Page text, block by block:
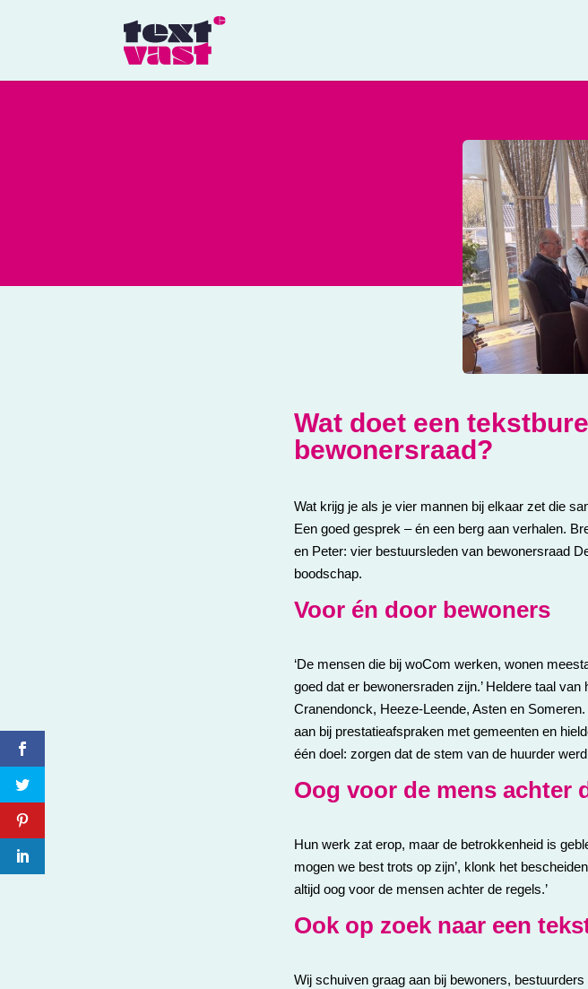
Wat doet een
bewonersraad?
Wat krijg je als je vier mannen bij elkaar zet die
Een goed gesprek – én een berg aan verhalen.
en Peter: vier bestuursleden van bewonersraad
boodschap.
Voor én door bewoners
‘De mensen die bij woCom werken, wonen
goed dat er bewonersraden zijn.’ Heldere taal
Cranendonck, Heeze-Leende, Asten en
aan bij prestatieafspraken met gemeenten en
één doel: zorgen dat de stem van de huurder
Oog voor de mens achter
Hun werk zat erop, maar de betrokkenheid is
mogen we best trots op zijn’, klonk het
altijd oog voor de mensen achter de regels.’
Ook op zoek naar een
Wij schuiven graag aan bij bewoners,